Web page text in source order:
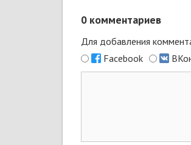
0 комментариев
Для добавления
Facebook